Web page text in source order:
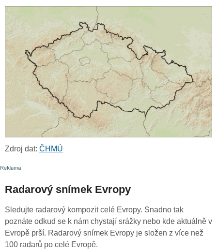
Zdroj dat: ČHMÚ
Radarový snímek Evropy
Sledujte radarový kompozit celé Evropy. Snadno tak
poznáte odkud se k nám chystají srážky nebo kde aktuálně v
Evropě prší. Radarový snímek Evropy je složen z více než
100 radarů po celé Evropě.